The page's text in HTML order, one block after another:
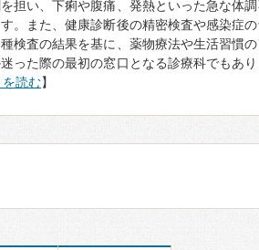
担い、下痢や腹痛、発熱といった急な体
。また、健康診断後の精密検査や感染症
検査の結果を基に、薬物療法や生活習慣
った際の最初の窓口となる診療科でもあ
を読む】